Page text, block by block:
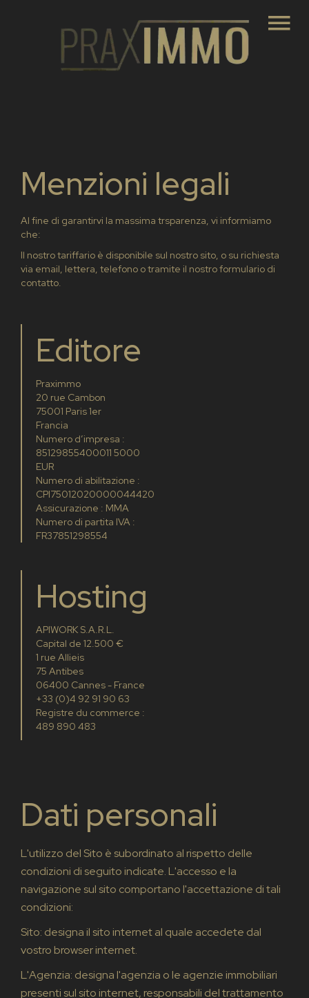
Menzioni legali
Al fine di garantirvi la massima trsparenza, vi informiamo
che:
Il nostro tariffario è disponibile sul nostro sito, o su richiesta
via email, lettera, telefono o tramite il nostro formulario di
contatto.
Editore
Praximmo
20 rue Cambon
75001 Paris 1er
Francia
Numero d’impresa :
85129855400011 5000
EUR
Numero di abilitazione :
CPI75012020000044420
Assicurazione : MMA
Numero di partita IVA :
FR37851298554
Hosting
APIWORK S.A.R.L.
Capital de 12.500 €
1 rue Allieis
75 Antibes
06400 Cannes - France
+33 (0)4 92 91 90 63
Registre du commerce :
489 890 483
Dati personali
L'utilizzo del Sito è subordinato al rispetto delle
condizioni di seguito indicate. L'accesso e la
navigazione sul sito comportano l'accettazione di tali
condizioni:
Sito: designa il sito internet al quale accedete dal
vostro browser internet.
L'Agenzia: designa l'agenzia o le agenzie immobiliari
presenti sul sito internet, responsabili del trattamento